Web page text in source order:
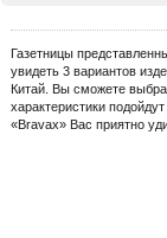
Газетницы
увидеть 3 вариантов
Китай. Вы сможете
характеристики
«Bravax» Вас приятно